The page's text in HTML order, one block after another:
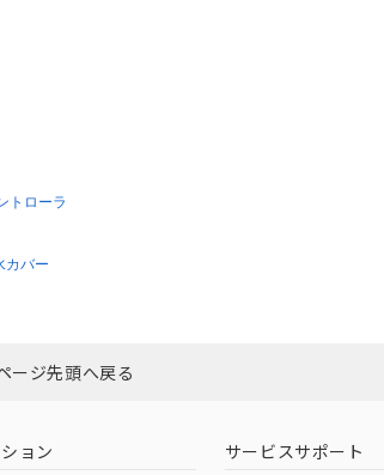
トローラ
カバー
ージ先頭へ戻る
ョン サービスサポート